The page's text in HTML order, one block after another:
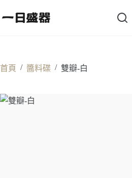
至
容
首頁 / 醬料碟 / 雙瓣-白